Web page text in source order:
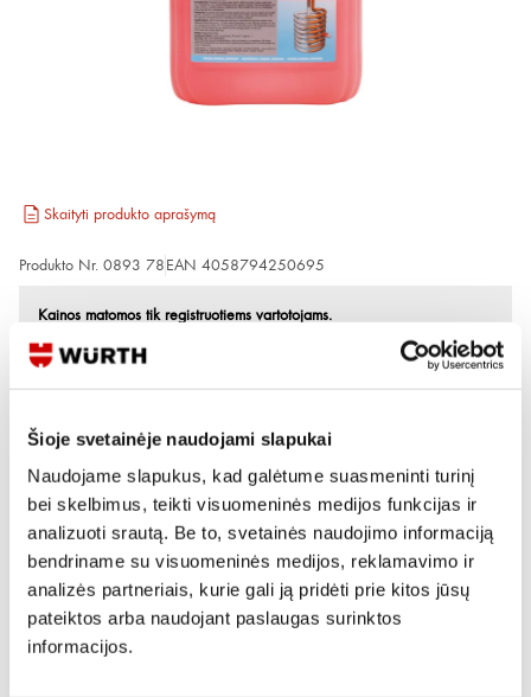
Šioje svetainėje naudojami slapukai
Naudojame slapukus, kad galėtume suasmeninti turinį
bei skelbimus, teikti visuomeninės medijos funkcijas ir
analizuoti srautą. Be to, svetainės naudojimo informaciją
bendriname su visuomeninės medijos, reklamavimo ir
analizės partneriais, kurie gali ją pridėti prie kitos jūsų
pateiktos arba naudojant paslaugas surinktos
informacijos.
Skaityti produkto aprašymą
Produkto Nr. 0893 78 EAN 4058794250695
Kainos matomos tik registruotiems vartotojams.
Prisijungti / Registruotis
Rašyti užklausą
Reikia daugiau informacijos?
Rodyti artimiausią parduotuvę
Skambinti:+370 694 91387